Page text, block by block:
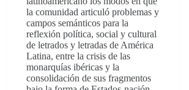
la comunidad articuló problemas y
campos semánticos para la
reflexión política, social y cultural
de letrados y letradas de América
Latina, entre la crisis de las
monarquías ibéricas y la
consolidación de sus fragmentos